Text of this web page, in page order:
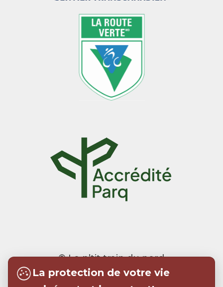
© Le p’tit train du nord
Realisation:Tramweb
La protection de votre vie